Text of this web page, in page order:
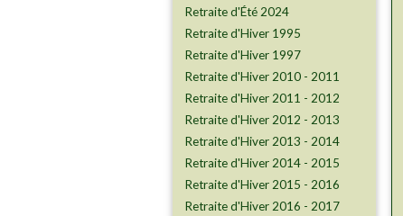
Retraite d'Été 2024
Retraite d'Hiver 1995
​​​​​​​Retraite d'Hiver 1997
Retraite d'Hiver 2010 - 2011
Retraite d'Hiver 2011 - 2012
Retraite d'Hiver 2012 - 2013
Retraite d'Hiver 2013 - 2014
Retraite d'Hiver 2014 - 2015
Retraite d'Hiver 2015 - 2016
Retraite d'Hiver 2016 - 2017